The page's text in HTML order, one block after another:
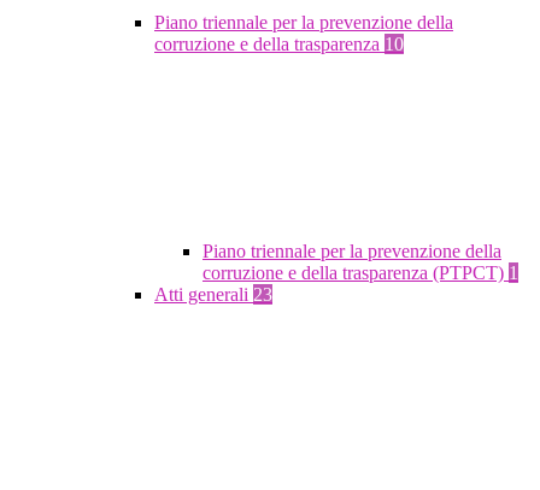
Piano triennale per la prevenzione della
corruzione e della trasparenza 10
Piano triennale per la prevenzione della
corruzione e della trasparenza (PTPCT) 1
Atti generali 23